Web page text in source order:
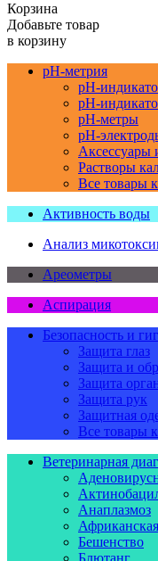
Корзина
Добавьте товар
в корзину
pH-метрия
pH-
pH-
pH-метры
pH-
Аксессуары
Растворы
Все товары
Активность воды
Анализ
Ареометры
Аспирация
Безопасность и
Защита глаз
Защита и
Защита
Защита рук
Защитная
Все товары
Ветеринарная
Анаплазмоз
Бешенство
Блютанг